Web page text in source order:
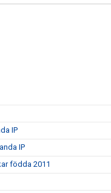
IP
IP
födda 2011